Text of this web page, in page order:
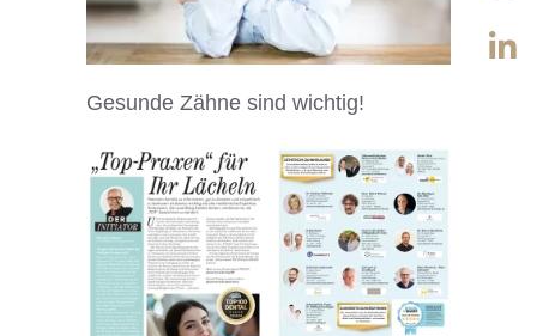
Gesunde Zähne sind wichtig!